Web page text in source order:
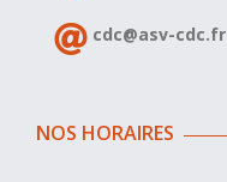
cdc@asv-cdc.fr
NOS HORAIRES